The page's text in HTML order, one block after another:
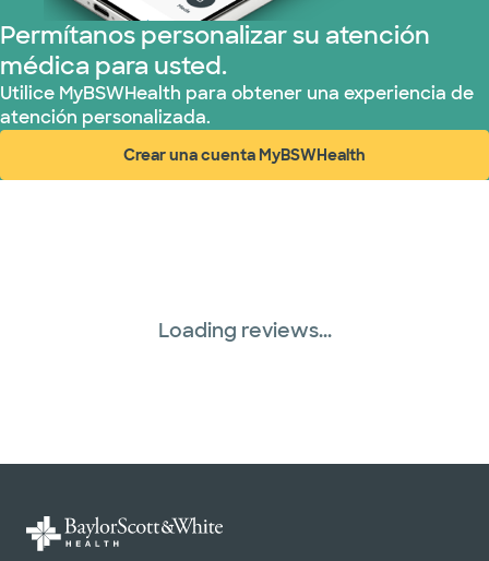
Medicare (2 planes)
Nebraska Furniture Mart (3 planes)
WellMed (15 planes)
Permítanos personalizar su atención
médica para usted.
Utilice MyBSWHealth para obtener una experiencia de
atención personalizada.
Crear una cuenta MyBSWHealth
(abre en ventana nueva)
Loading reviews...